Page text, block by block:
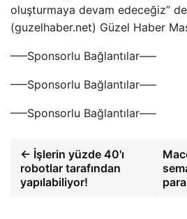
oluşturmaya devam edeceğiz”
(guzelhaber.net) Güzel Haber
—–Sponsorlu Bağlantılar—–
—–Sponsorlu Bağlantılar—–
—–Sponsorlu Bağlantılar—–
← İşlerin yüzde 40'ı
robotlar tarafından
yapılabiliyor!